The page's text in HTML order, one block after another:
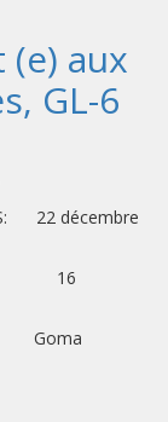
(e) aux
GL-6
22 décembre
16